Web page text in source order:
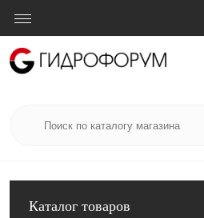
Каталог товаров